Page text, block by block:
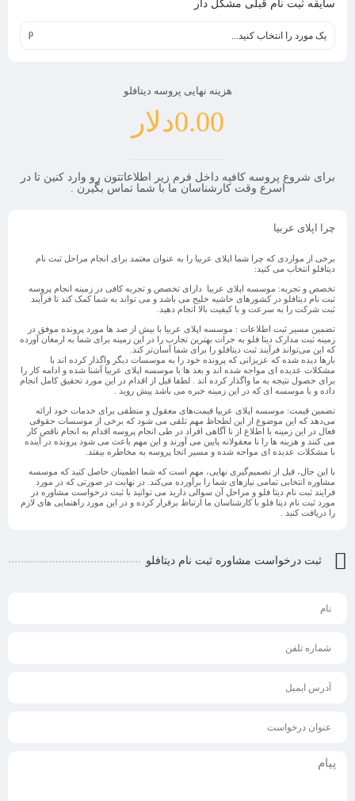
سایقه ثبت نام قبلی مشکل دار
یک مورد را انتخاب کنید...
هزینه نهایی پروسه دیتافلو
0.00دلار
برای شروع پروسه کافیه داخل فرم زیر اطلاعاتتون رو وارد کنین تا در
اسرع وقت کارشناسان ما با شما تماس بگیرن .
چرا اپلای عربیا
برخی از مواردی که چرا شما اپلای عربیا را به عنوان معتمد برای انجام مراحل ثبت نام
دیتافلو انتخاب می کنید:
تخصص و تجربه: موسسه اپلای عربیا دارای تخصص و تجربه کافی در زمینه انجام پروسه
ثبت نام دیتافلو در کشورهای حاشیه خلیج می باشد و می تواند به شما کمک کند تا فرآیند
ثبت شرکت را به سرعت و با کیفیت بالا انجام دهید.
تضمین مسیر ثبت اطلاعات: موسسه اپلای عربیا با بیش از صد ها مورد پرونده موفق در
زمینه ثبت مدارک دیتا فلو به جرات بهترین تجارب را در این زمینه برای شما به ارمغان آورده
که این می‌تواند فرآیند ثبت دیتافلو را برای شما آسان‌تر کند.
بارها دیده شده که عزیزانی که پرونده خود را به موسسات دیگر واگذار کرده اند با
مشکلات عدیده ای مواجه شده اند و بعد ها با موسسه اپلای عربیا آشنا شده و ادامه کار را
برای حصول نتیجه به ما واگذار کرده اند . لطفا قبل از اقدام در این مورد تحقیق کامل انجام
داده و با موسسه ای که در این زمینه خبره می باشد پیش روید .
تضمین قیمت: موسسه اپلای عربیا قیمت‌های معقول و منطقی برای خدمات خود ارائه
می‌دهد که این موضوع از این لطحاظ مهم تلقی می شود که برخی از موسسات حقوقی
فعال در این زمینه با اطلاع از نا آگاهی افراد در طی انجام پروسه اقدام به انجام ناقص کار
می کنند و هزینه ها را نا معقولانه پایین می آورند و این مهم باعث می شود پرونده در آینده
با مشکلات عدیده ای مواجه شده و مسیر انجا پروسه به مخاطره بیفتد.
با این حال، قبل از تصمیم‌گیری نهایی، مهم است که شما اطمینان حاصل کنید که موسسه
مشاوره انتخابی تمامی نیازهای شما را برآورده می‌کند. در نهایت در صورتی که در مورد
فرایند ثبت نام دیتا فلو و مراحل آن سوالی دارید می توانید با ثبت درخواست مشاوره در
مورد ثبت نام دیتا فلو با کارشناسان ما ارتباط برقرار کرده و در این مورد راهنمایی های لازم
را دریافت کنید .
ثبت درخواست مشاوره ثبت نام دیتافلو